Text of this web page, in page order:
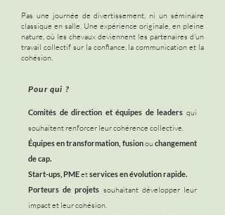
Pas une journée de divertissement, ni un séminaire
classique en salle. Une expérience originale, en pleine
nature, où les chevaux deviennent les partenaires d'un
travail collectif sur la confiance, la communication et la
cohésion.
Pour qui ?
Comités de direction et équipes de leaders qui
souhaitent renforcer leur cohérence collective.
Équipes en transformation, fusionou changement
de cap.
Start-ups, PMEetservices en évolution rapide.
Porteurs de projets souhaitant développer leur
impact et leur cohésion.